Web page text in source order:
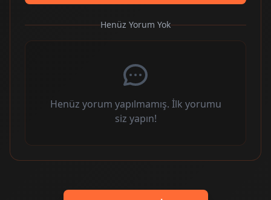
Henüz Yorum Yok
Henüz yorum yapılmamış. İlk yorumu
siz yapın!